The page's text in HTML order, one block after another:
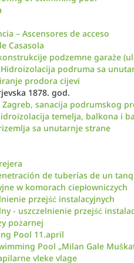
– Ascensores de acceso
Casasola
podzemne garaže
podruma sa
prodora cijevi
1878. god.
sanacija podrumskog
temelja, balkona i
sa unutarnje strane
de tuberías de un
w komorach ciepłowniczych
przejść instalacyjnych
- uszczelnienie przejść
pożarnej
Pool 11.april
Pool „Milan Gale
vleke vlage